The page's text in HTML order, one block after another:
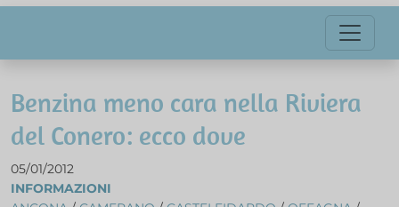
Benzina meno cara nella Riviera
del Conero: ecco dove
05/01/2012
INFORMAZIONI